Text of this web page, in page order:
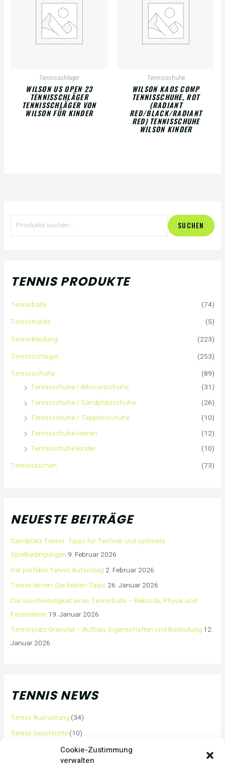
Cookie-Zustimmung
verwalten
Tennisschläger
WILSON US OPEN 23
TENNISSCHLÄGER
TENNISSCHLÄGER VON
WILSON FÜR KINDER
Tennisschuhe
WILSON KAOS COMP
TENNISSCHUHE, ROT
(RADIANT
RED/BLACK/RADIANT
RED) TENNISSCHUHE
WILSON KINDER
n
a
c
SUCHEN
TENNIS PRODUKTE
Tennisbälle
(74)
Tennishotels
(5)
Tenniskleidung
(223)
Tennisschläger
(253)
Tennisschuhe
(89)
Tennisschuhe / Allcourtschuhe
(31)
Tennisschuhe / Sandplatzschuhe
(26)
Tennisschuhe / Teppichschuhe
(10)
Tennisschuhe Herren
(12)
Tennisschuhe Kinder
(10)
Tennistaschen
(73)
NEUESTE BEITRÄGE
Sandplatz Tennis: Tipps für Technik und optimale
Spielbedingungen 9. Februar 2026
Der perfekte Tennis Aufschlag 2. Februar 2026
Tennis lernen: Die besten Tipps 26. Januar 2026
Die Geschwindigkeit eines Tennisballs – Rekorde, Physik und
Faszination 19. Januar 2026
Tennisplatz Granulat – Aufbau, Eigenschaften und Bedeutung 12.
Januar 2026
TENNIS NEWS
Tennis Ausrüstung (34)
Tennis Geschichte (10)
Tennis Tipps und Tricks(63)
(3)